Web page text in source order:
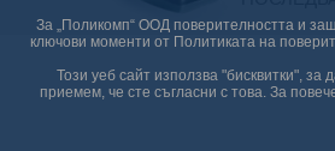
За „Поликомп“ ООД поверителността и
ключови моменти от Политиката на
Този уеб сайт използва "бисквитки",
приемем, че сте съгласни с това. За